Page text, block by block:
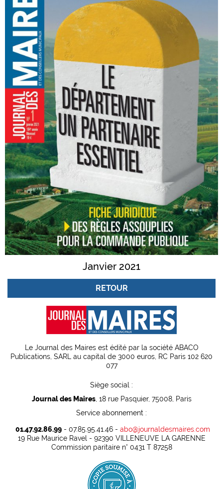
Janvier 2021
RETOUR
Le Journal des Maires est édité par la société ABACO
Publications, SARL au capital de 3000 euros, RC Paris 102 620
077
Siège social :
Journal des Maires, 18 rue Pasquier, 75008, Paris
Service abonnement :
01.47.92.86.99- 07.85.95.41.46 - abo@journaldesmaires.com
19 Rue Maurice Ravel - 92390 VILLENEUVE LA GARENNE
Commission paritaire n° 0431 T 87258